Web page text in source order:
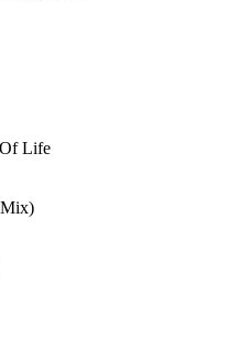
Life